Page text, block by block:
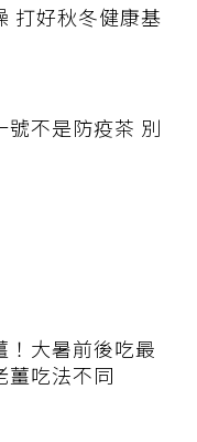
打好秋冬健康基
號不是防疫茶 別
！大暑前後吃最
薑吃法不同